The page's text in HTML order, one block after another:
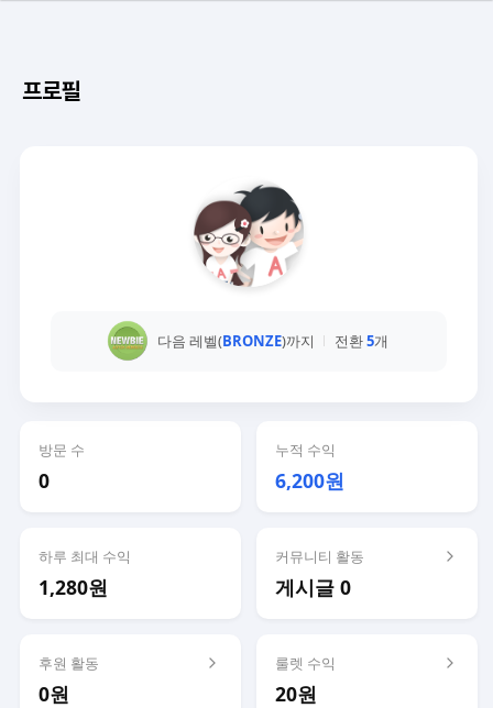
프로필
다음 레벨(BRONZE)까지 전환5개
방문 수
0
누적 수익
6,200원
하루 최대 수익
1,280원
커뮤니티 활동
게시글 0
후원 활동
0원
룰렛 수익
20원